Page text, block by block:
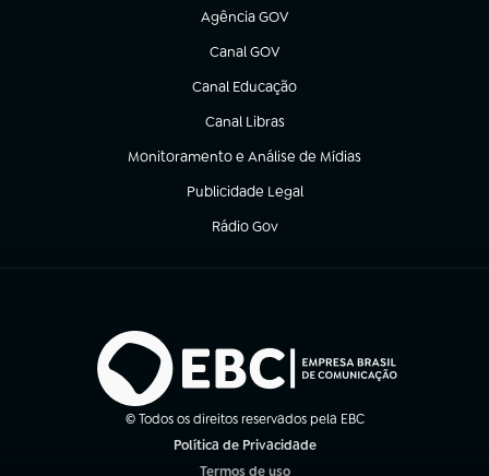
Agência GOV
(abre em nova aba)
Canal GOV
(abre em nova aba)
Canal Educação
(abre em nova aba)
Canal Libras
(abre em nova aba)
Monitoramento e Análise de Mídias
(abre em nova aba)
Publicidade Legal
(abre em nova aba)
Rádio Gov
(abre em nova aba)
© Todos os direitos reservados pela EBC
Política de Privacidade
Termos de uso